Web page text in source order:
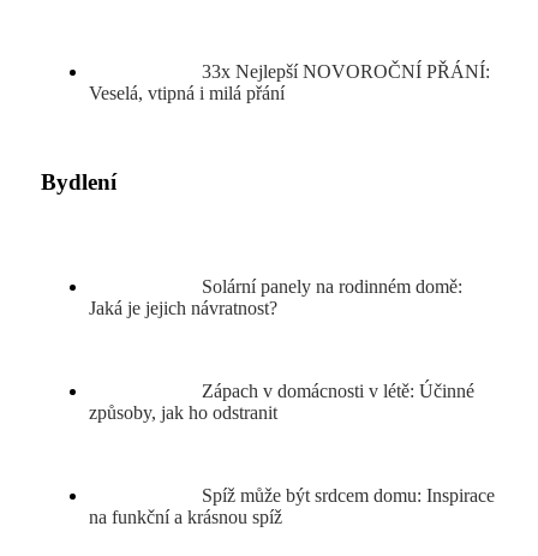
33x Nejlepší NOVOROČNÍ PŘÁNÍ:
Veselá, vtipná i milá přání
Bydlení
Solární panely na rodinném domě:
Jaká je jejich návratnost?
Zápach v domácnosti v létě: Účinné
způsoby, jak ho odstranit
Spíž může být srdcem domu: Inspirace
na funkční a krásnou spíž